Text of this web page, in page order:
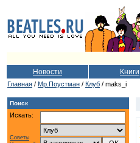
Новости Книги
Главная / Мр.Поустман / Клуб / maks_i
Поиск
Искать:
Советы